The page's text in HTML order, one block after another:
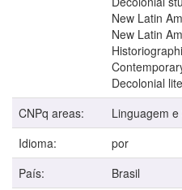
New Latin
New Latin
Decolonial
CNPq areas:
Linguagem
Idioma:
por
País:
Brasil